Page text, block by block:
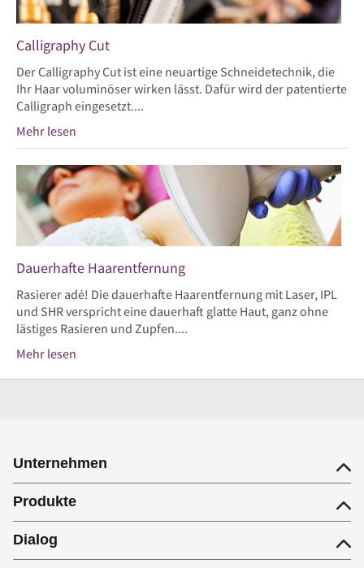
Calligraphy Cut
Der Calligraphy Cut ist eine neuartige Schneidetechnik, die
Ihr Haar voluminöser wirken lässt. Dafür wird der patentierte
Calligraph eingesetzt....
Mehr lesen
Dauerhafte Haarentfernung
Rasierer adé! Die dauerhafte Haarentfernung mit Laser, IPL
und SHR verspricht eine dauerhaft glatte Haut, ganz ohne
lästiges Rasieren und Zupfen....
Mehr lesen
Unternehmen
Produkte
Dialog